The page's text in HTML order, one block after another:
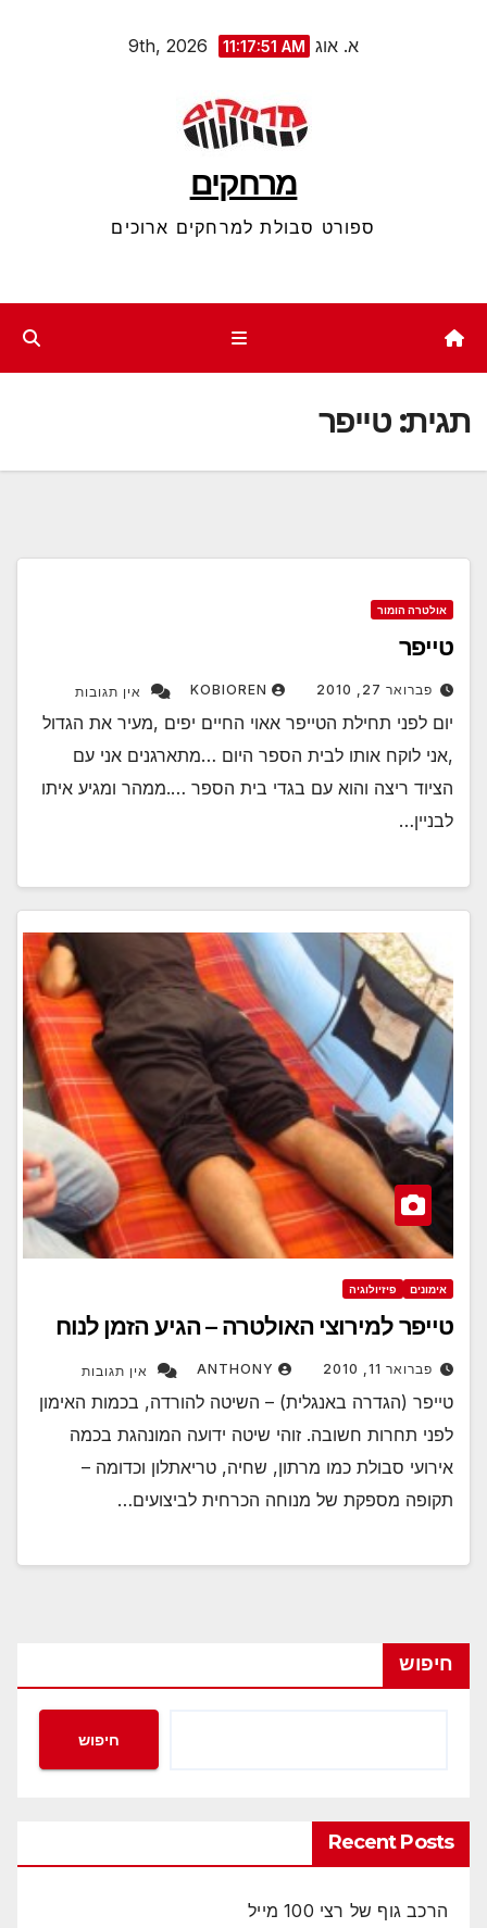
א. אוג 9th, 2026 11:17:51 AM
מרחקים
ספורט סבולת למרחקים ארוכים
תגית: טייפר
אולטרה הומור
טייפר
פברואר 27, 2010 KOBIOREN אין תגובות
יום לפני תחילת הטייפר אאוי החיים יפים ,מעיר את הגדול
,אני לוקח אותו לבית הספר היום …מתארגנים אני עם
הציוד ריצה והוא עם בגדי בית הספר ….ממהר ומגיע איתו
לבניין…
אימונים פיזיולוגיה
טייפר למירוצי האולטרה – הגיע הזמן לנוח
פברואר 11, 2010 ANTHONY אין תגובות
טייפר (הגדרה באנגלית) – השיטה להורדה, בכמות האימון
לפני תחרות חשובה. זוהי שיטה ידועה המונהגת בכמה
אירועי סבולת כמו מרתון, שחיה, טריאתלון וכדומה –
תקופה מספקת של מנוחה הכרחית לביצועים…
חיפוש
חיפוש
Recent Posts
הרכב גוף של רצי 100 מייל